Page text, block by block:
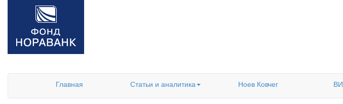
Главная
Статьи и аналитика Ноев Ковчег